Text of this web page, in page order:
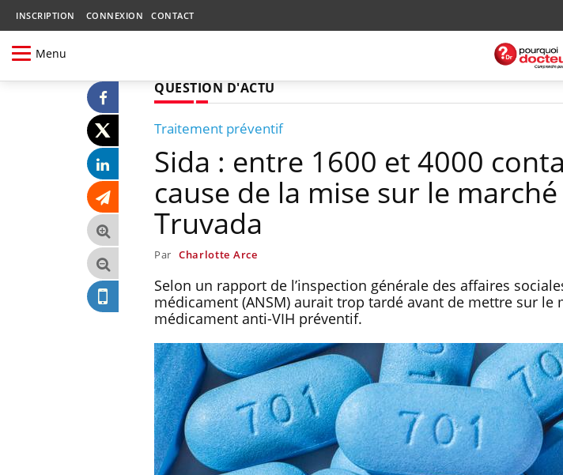
INSCRIPTION CONNEXION CONTACT
Menu
QUESTION D'ACTU
Traitement préventif
Sida : entre 1600 et 4000
cause de la mise sur le
Truvada
Par Charlotte Arce
Selon un rapport de l’inspection générale des affaires
médicament (ANSM) aurait trop tardé avant de mettre sur le
médicament anti-VIH préventif.